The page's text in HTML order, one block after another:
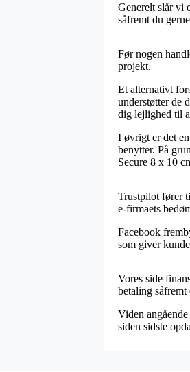
Generelt slår vi
såfremt du
Før nogen
projekt.
Et alternativt
understøtter de
dig lejlighed til
I øvrigt er det
benytter. På
Secure 8 x 10
Trustpilot fører
e-firmaets
Facebook
som giver
Vores side
betaling såfremt
Viden
siden sidste